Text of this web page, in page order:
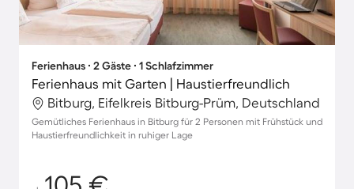
Ferienhaus ∙ 2 Gäste ∙ 1 Schlafzimmer
Ferienhaus mit Garten | Haustierfreundlich
Bitburg, Eifelkreis Bitburg-Prüm, Deutschland
Gemütliches Ferienhaus in Bitburg für 2 Personen mit Frühstück und
Haustierfreundlichkeit in ruhiger Lage